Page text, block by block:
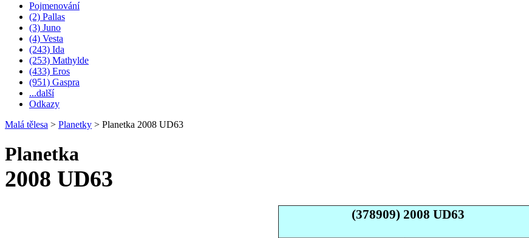
Pojmenování
(2) Pallas
(3) Juno
(4) Vesta
(243) Ida
(253) Mathylde
(433) Eros
(951) Gaspra
...další
Odkazy
Malá tělesa > Planetky > Planetka 2008 UD63
Planetka
2008 UD63
(378909) 2008 UD63